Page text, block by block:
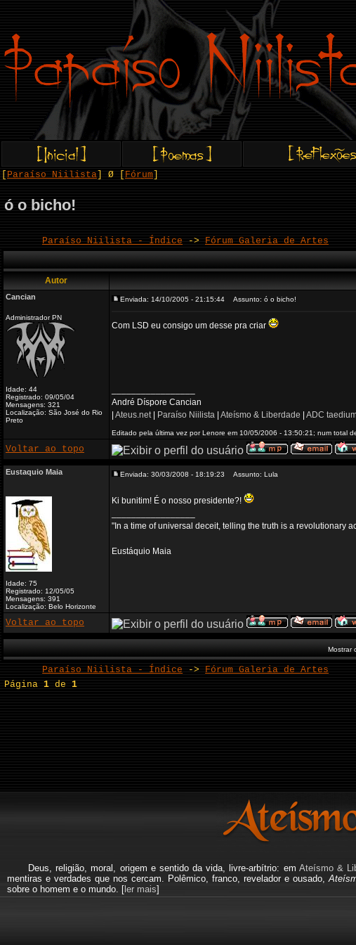
Paraíso Niilista ] Ø [ Fórum
ó o bicho!
Paraíso Niilista - Índice -> Fórum Galeria de Artes
Autor
Cancian
Administrador PN
Idade: 44
Registrado: 09/05/04
Mensagens: 321
Localização: São José do Rio
Preto
Enviada: 14/10/2005 - 21:15:44 Assunto: ó o bicho!
Com LSD eu consigo um desse pra criar
André Díspore Cancian
Ateus.net| Paraíso Niilista Ateísmo & Liberdade ADC
Editado pela última vez por Lenore em 10/05/2006 - 13:50:21; num total
Voltar ao topo
Eustaquio Maia
Idade: 75
Registrado: 12/05/05
Mensagens: 391
Localização: Belo Horizonte
Enviada: 30/03/2008 - 18:19:23 Assunto: Lula
Ki bunitim! É o nosso presidente?!
"In a time of universal deceit, telling the truth is a revolutionary
Eustáquio Maia
Voltar ao topo
Mostrar
Paraíso Niilista - Índice -> Fórum Galeria de Artes
Página1 de1
Deus, religião, moral, origem e sentido da vida, livre-arbítrio: em Ateísmo &
mentiras e verdades que nos cercam. Polêmico, franco, revelador e ousado,
sobre o homem e o mundo. [ler mais]